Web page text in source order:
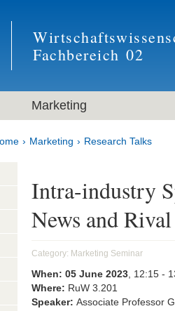
Fachbereich 02
Marketing
Marketing Research Talks
Intra-industry
News and
Category: Marketing Seminar
When: 05 June 2023 , 12:15 -
Where: RuW 3.201
Speaker: Associate Professor